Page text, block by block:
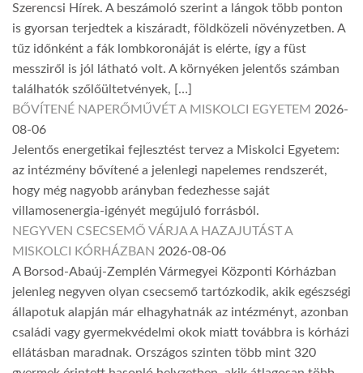
Szerencsi Hírek. A beszámoló szerint a lángok több ponton
is gyorsan terjedtek a kiszáradt, földközeli növényzetben. A
tűz időnként a fák lombkoronáját is elérte, így a füst
messziről is jól látható volt. A környéken jelentős számban
találhatók szőlőültetvények, […]
BŐVÍTENÉ NAPERŐMŰVÉT A MISKOLCI EGYETEM 2026-
08-06
Jelentős energetikai fejlesztést tervez a Miskolci Egyetem:
az intézmény bővítené a jelenlegi napelemes rendszerét,
hogy még nagyobb arányban fedezhesse saját
villamosenergia-igényét megújuló forrásból.
NEGYVEN CSECSEMŐ VÁRJA A HAZAJUTÁST A
MISKOLCI KÓRHÁZBAN 2026-08-06
A Borsod-Abaúj-Zemplén Vármegyei Központi Kórházban
jelenleg negyven olyan csecsemő tartózkodik, akik egészségi
állapotuk alapján már elhagyhatnák az intézményt, azonban
családi vagy gyermekvédelmi okok miatt továbbra is kórházi
ellátásban maradnak. Országos szinten több mint 320